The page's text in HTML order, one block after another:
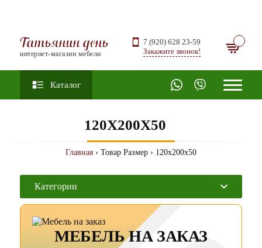
Татьянин день
интернет-магазин мебели
7 (920) 628 23-59
Закажите звонок!
Каталог
120X200X50
Главная › Товар Размер › 120x200x50
Категории
МЕБЕЛЬ НА ЗАКАЗ